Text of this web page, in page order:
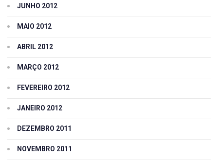
JUNHO 2012
MAIO 2012
ABRIL 2012
MARÇO 2012
FEVEREIRO 2012
JANEIRO 2012
DEZEMBRO 2011
NOVEMBRO 2011